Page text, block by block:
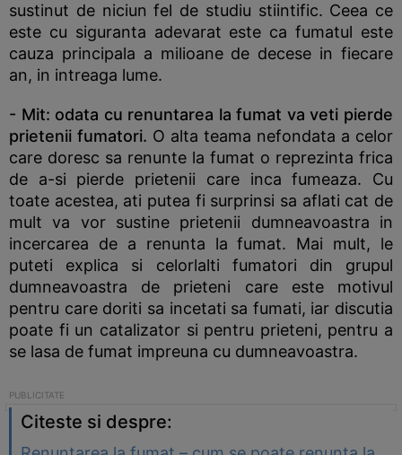
sustinut de niciun fel de studiu stiintific. Ceea ce
este cu siguranta adevarat este ca fumatul este
cauza principala a milioane de decese in fiecare
an, in intreaga lume.
- Mit: odata cu renuntarea la fumat va veti pierde
prietenii fumatori. O alta teama nefondata a celor
care doresc sa renunte la fumat o reprezinta frica
de a-si pierde prietenii care inca fumeaza. Cu
toate acestea, ati putea fi surprinsi sa aflati cat de
mult va vor sustine prietenii dumneavoastra in
incercarea de a renunta la fumat. Mai mult, le
puteti explica si celorlalti fumatori din grupul
dumneavoastra de prieteni care este motivul
pentru care doriti sa incetati sa fumati, iar discutia
poate fi un catalizator si pentru prieteni, pentru a
se lasa de fumat impreuna cu dumneavoastra.
Citeste si despre: